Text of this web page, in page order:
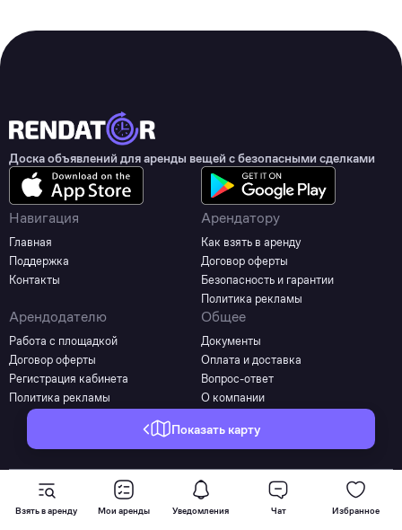
Взять в аренду Мои аренды Уведомления Чат Избранное
Показать карту
Доска объявлений для аренды вещей с безопасными сделками
Навигация
Главная
Поддержка
Контакты
Арендатору
Как взять в аренду
Договор оферты
Безопасность и гарантии
Политика рекламы
Арендодателю
Работа с площадкой
Договор оферты
Регистрация кабинета
Политика рекламы
Общее
Документы
Оплата и доставка
Вопрос-ответ
О компании
©2025 - 2026 Все права защищены